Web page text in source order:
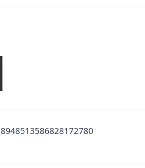
8948513586828172780